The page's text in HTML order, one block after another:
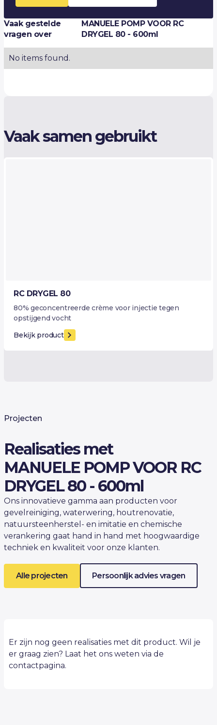
Vaak gestelde
vragen over
MANUELE POMP VOOR RC
DRYGEL 80 - 600ml
No items found.
Vaak samen gebruikt
RC DRYGEL 80
80% geconcentreerde crème voor injectie tegen
opstijgend vocht
Bekijk product
Projecten
Realisaties met
MANUELE POMP VOOR RC
DRYGEL 80 - 600ml
Ons innovatieve gamma aan producten voor
gevelreiniging, waterwering, houtrenovatie,
natuursteenherstel- en imitatie en chemische
verankering gaat hand in hand met hoogwaardige
techniek en kwaliteit voor onze klanten.
Alle projecten Persoonlijk advies vragen
Er zijn nog geen realisaties met dit product. Wil je
er graag zien? Laat het ons weten via de
contactpagina.